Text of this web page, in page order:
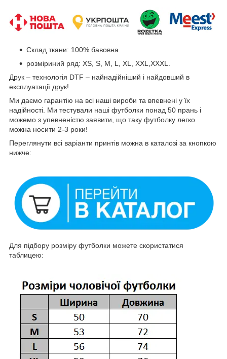
Склад ткани: 100% бавовна
розміриний ряд: XS, S, M, L, XL, XXL,XXXL.
Друк – технологія DTF – найнадійніший і найдовший в
експлуатації друк!
Ми даємо гарантію на всі наші вироби та впевнені у їх
надійності. Ми тестували наші футболки понад 50 прань і
можемо з упевненістю заявити, що таку футболку легко
можна носити 2-3 роки!
Переглянути всі варіанти принтів можна в каталозі за кнопкою
нижче:
Для підбору розміру футболки можете скористатися
таблицею: